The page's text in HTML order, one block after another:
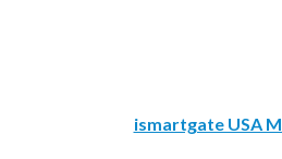
ismartgate USA